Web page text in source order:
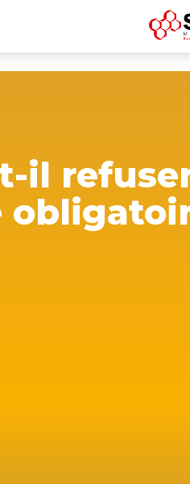
il